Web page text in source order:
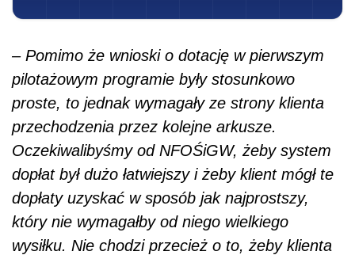
– Pomimo że wnioski o dotację w pierwszym
pilotażowym programie były stosunkowo
proste, to jednak wymagały ze strony klienta
przechodzenia przez kolejne arkusze.
Oczekiwalibyśmy od NFOŚiGW, żeby system
dopłat był dużo łatwiejszy i żeby klient mógł te
dopłaty uzyskać w sposób jak najprostszy,
który nie wymagałby od niego wielkiego
wysiłku. Nie chodzi przecież o to, żeby klienta